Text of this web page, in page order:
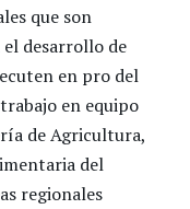
que son
desarrollo de
en pro del
en equipo
de Agricultura,
del
regionales